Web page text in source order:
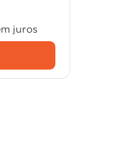
juros